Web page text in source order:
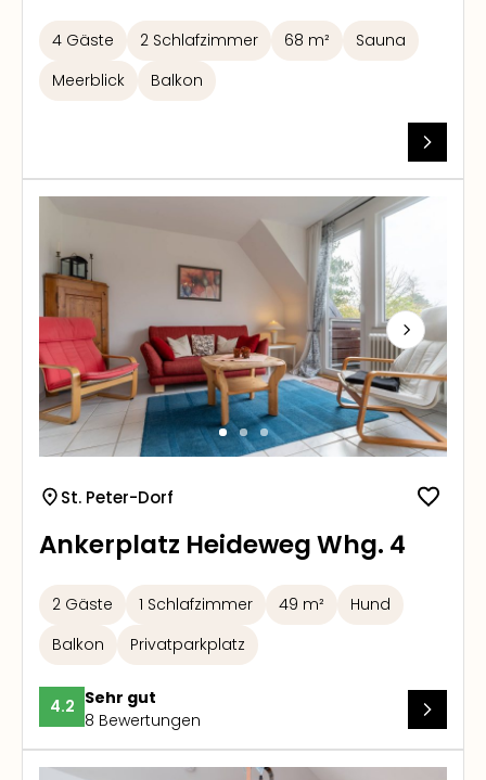
4 Gäste 2 Schlafzimmer 68 m²
Sauna
Meerblick
Balkon
Next
St. Peter-Dorf
Ankerplatz Heideweg Whg. 4
2 Gäste 1 Schlafzimmer 49 m²
Hund
Balkon
Privatparkplatz
4.2 Sehr gut
8 Bewertungen